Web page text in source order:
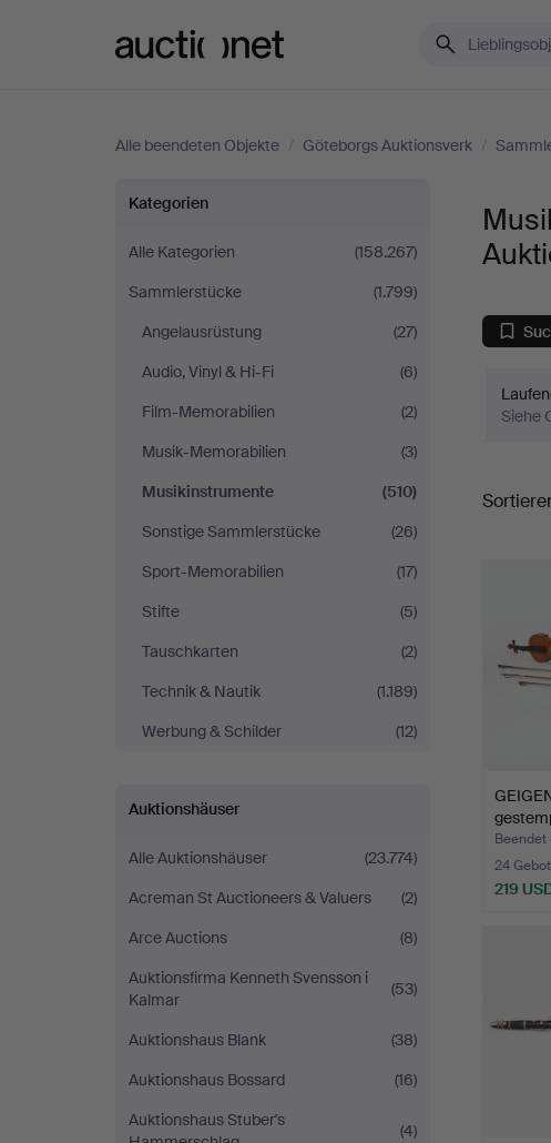
Alle beendeten Objekte / Göteborgs Auktionsverk /
Musikinstrumente
bei
Göteborgs
Auktionsverk
Kategorien
Alle Kategorien
(158.267)
Sammlerstücke
(1.799)
Angelausrüstung
(27)
Audio, Vinyl & Hi-Fi
(6)
Film-Memorabilien
(2)
Musik-Memorabilien
(3)
Musikinstrumente
(510)
Sonstige Sammlerstücke
(26)
Sport-Memorabilien
(17)
Stifte
(5)
Tauschkarten
(2)
Technik & Nautik
(1.189)
Werbung & Schilder
(12)
Auktionshäuser
Alle Auktionshäuser
(23.774)
Acreman St Auctioneers & Valuers
(2)
Arce Auctions
(8)
Auktionsfirma Kenneth Svensson i
Kalmar
(53)
Auktionshaus Blank
(38)
Auktionshaus Bossard
(16)
Auktionshaus Stuber's
(4)
Siehe
Beendet
24
219